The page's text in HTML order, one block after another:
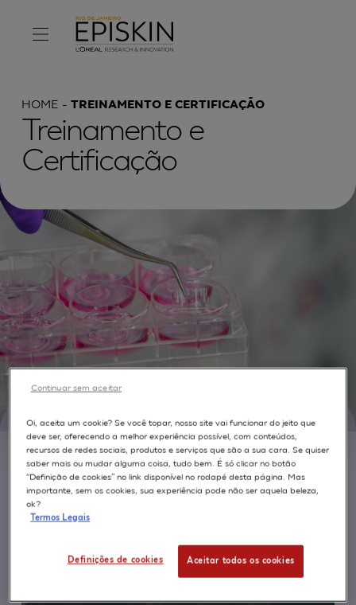
HOME TREINAMENTO E CERTIFICAÇÃO
Treinamento e
Certificação
Oi, aceita um cookie? Se você topar, nosso site vai funcionar do jeito que
deve ser, oferecendo a melhor experiência possível, com conteúdos,
recursos de redes sociais, produtos e serviços que são a sua cara. Se quiser
saber mais ou mudar alguma coisa, tudo bem. É só clicar no botão
“Definição de cookies” no link disponível no rodapé desta página. Mas
importante, sem os cookies, sua experiência pode não ser aquela beleza,
ok?
Termos Legais
Definições de cookies Aceitar todos os cookies
Continuar sem aceitar